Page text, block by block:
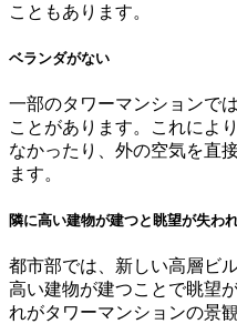
こともあります。
ベランダがない
一部のタワーマンションで
ことがあります。これによ
なかったり、外の空気を直
ます。
隣に高い建物が建つと眺望が失わ
都市部では、新しい高層ビ
高い建物が建つことで眺望
れがタワーマンションの景